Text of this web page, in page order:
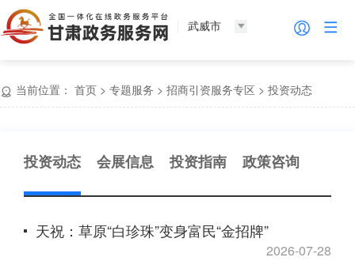
武威市
当前位置： 首页 > 专题服务 > 招商引资服务专区 > 投资动态
投资动态 会展信息 投资指南 政策咨询
天祝：草原“白珍珠”变身富民“金招牌”
2026-07-28